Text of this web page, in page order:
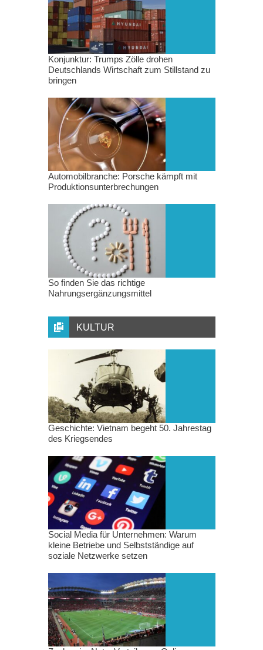
Konjunktur: Trumps Zölle drohen
Deutschlands Wirtschaft zum Stillstand zu
bringen
Automobilbranche: Porsche kämpft mit
Produktionsunterbrechungen
So finden Sie das richtige
Nahrungsergänzungsmittel
KULTUR
Geschichte: Vietnam begeht 50. Jahrestag
des Kriegsendes
Social Media für Unternehmen: Warum
kleine Betriebe und Selbstständige auf
soziale Netzwerke setzen